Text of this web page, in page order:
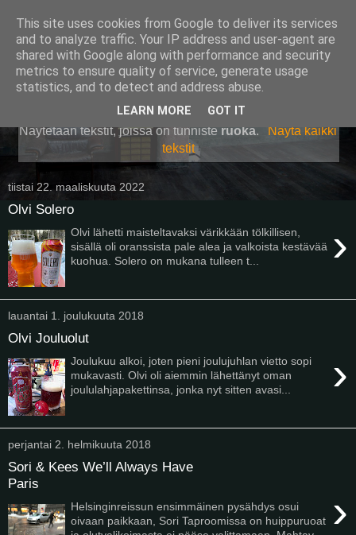
Pullollinen
Näytetään tekstit, joissa on tunniste ruoka.
Näytä kaikki
tekstit
tiistai 22. maaliskuuta 2022
Olvi Solero
›
Olvi lähetti maisteltavaksi värikkään tölkillisen,
sisällä oli oranssista pale alea ja valkoista kestävää
kuohua. Solero on mukana tulleen t...
lauantai 1. joulukuuta 2018
Olvi Jouluolut
›
Joulukuu alkoi, joten pieni joulujuhlan vietto sopi
mukavasti. Olvi oli aiemmin lähettänyt oman
joululahjapakettinsa, jonka nyt sitten avasi...
perjantai 2. helmikuuta 2018
Sori & Kees We’ll Always Have
Paris
›
Helsinginreissun ensimmäinen pysähdys osui
oivaan paikkaan, Sori Taproomissa on huippuruoat
This site uses cookies from Google to deliver its services
and to analyze traffic. Your IP address and user-agent are
shared with Google along with performance and security
metrics to ensure quality of service, generate usage
statistics, and to detect and address abuse.
LEARN MORE GOT IT